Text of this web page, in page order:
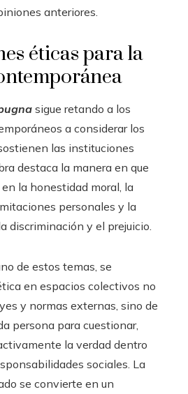
anteriores.
éticas para la
sigue retando a los
a considerar los
las instituciones
destaca la manera en que
la honestidad moral, la
personales y la
discriminación y el prejuicio.
de estos temas, se
en espacios colectivos no
y normas externas, sino de
persona para cuestionar,
la verdad dentro
sociales. La
se convierte en un